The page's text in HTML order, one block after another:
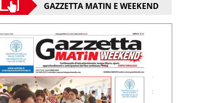
GAZZETTA MATIN E WEEKEND